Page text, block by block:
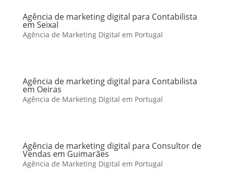
Agência de marketing digital para Contabilista
em Seixal
Agência de Marketing Digital em Portugal
Agência de marketing digital para Contabilista
em Oeiras
Agência de Marketing Digital em Portugal
Agência de marketing digital para Consultor de
Vendas em Guimarães
Agência de Marketing Digital em Portugal